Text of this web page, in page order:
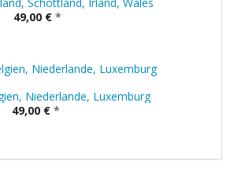
Schottland, Irland, Wales
49,00 € *
Niederlande, Luxemburg
49,00 € *